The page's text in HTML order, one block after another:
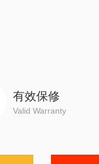
有效保修
Valid Warranty